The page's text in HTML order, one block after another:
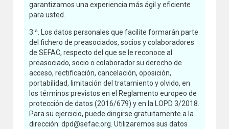
garantizamos una experiencia más ágil y eficiente
para usted.
3.ª. Los datos personales que facilite formarán parte
del fichero de preasociados, socios y colaboradores
de SEFAC, respecto del que se le reconoce al
preasociado, socio o colaborador su derecho de
acceso, rectificación, cancelación, oposición,
portabilidad, limitación del tratamiento y olvido, en
los términos previstos en el Reglamento europeo de
protección de datos (2016/679) y en la LOPD 3/2018.
Para su ejercicio, puede dirigirse gratuitamente a la
dirección: dpd@sefac.org. Utilizaremos sus datos